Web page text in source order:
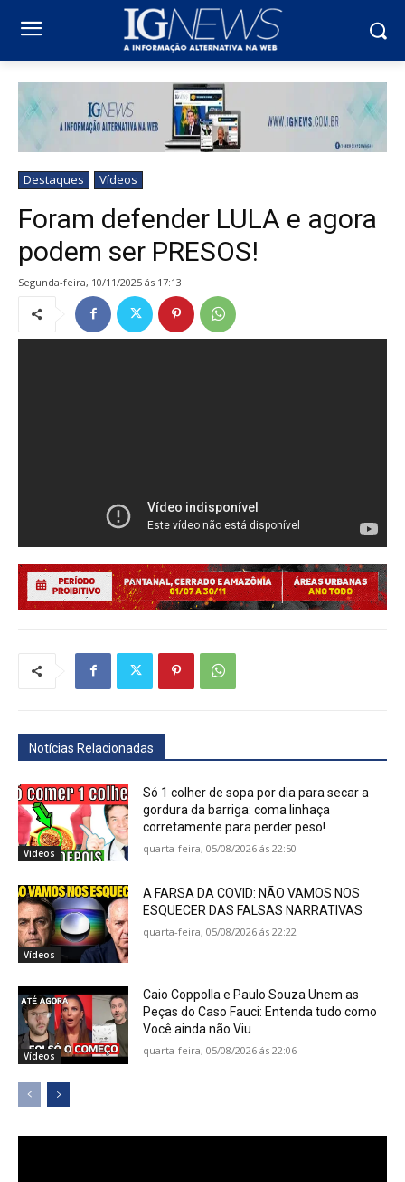
Destaques Vídeos
Foram defender LULA e agora
podem ser PRESOS!
segunda-feira, 10/11/2025 ás 17:13
Notícias Relacionadas
Vídeos
Só 1 colher de sopa por dia para secar a
gordura da barriga: coma linhaça
corretamente para perder peso!
quarta-feira, 05/08/2026 ás 22:50
Vídeos
A FARSA DA COVID: NÃO VAMOS NOS
ESQUECER DAS FALSAS NARRATIVAS
quarta-feira, 05/08/2026 ás 22:22
Vídeos
Caio Coppolla e Paulo Souza Unem as
Peças do Caso Fauci: Entenda tudo como
Você ainda não Viu
quarta-feira, 05/08/2026 ás 22:06